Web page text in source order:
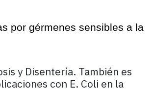
por gérmenes sensibles a la
y Disentería. También es
con E. Coli en la